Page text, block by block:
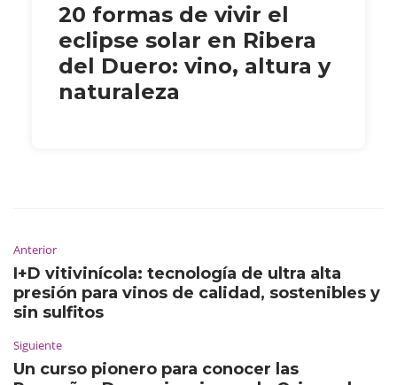
20 formas de vivir el
eclipse solar en Ribera
del Duero: vino, altura y
naturaleza
Anterior
I+D vitivinícola: tecnología de ultra alta
presión para vinos de calidad, sostenibles y
sin sulfitos
Siguiente
Un curso pionero para conocer las